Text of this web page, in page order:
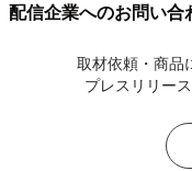
配信企業へのお問い合
取材依頼・商品
プレスリリー